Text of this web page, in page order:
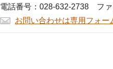
電話番号：028-632-2738 フ
お問い合わせは専用フォー